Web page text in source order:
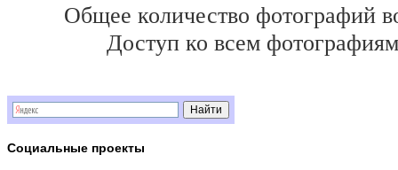
вкл.
Общее количество фотографий
Доступ ко всем
Социальные проекты